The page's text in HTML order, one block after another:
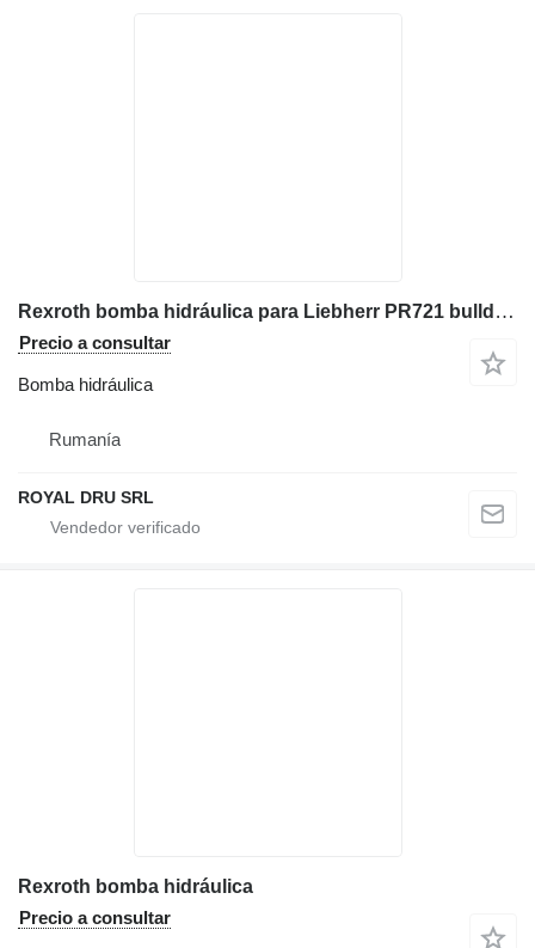
Rexroth bomba hidráulica para Liebherr PR721 bulldozer
Precio a consultar
Bomba hidráulica
Rumanía
ROYAL DRU SRL
Rexroth bomba hidráulica
Precio a consultar